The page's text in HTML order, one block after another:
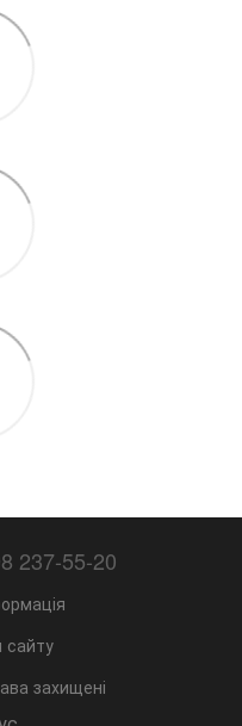
237-55-20
сайту
захищені